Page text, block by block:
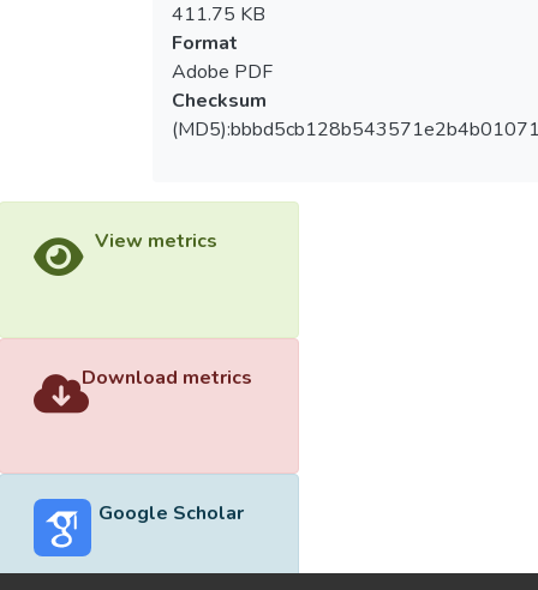
411.75 KB
Format
Adobe PDF
Checksum
View metrics
Download metrics
Google Scholar